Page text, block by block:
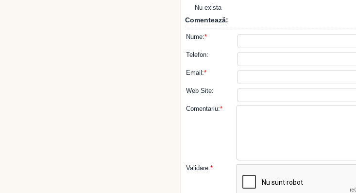
Nu exista
Comentează:
Nume:*
Telefon:
Email:*
Web Site:
Comentariu:*
Validare:*